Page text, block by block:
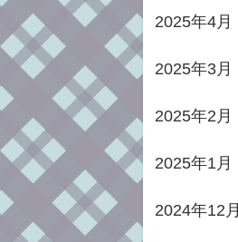
2025年4月
2025年3月
2025年2月
2025年1月
2024年12月